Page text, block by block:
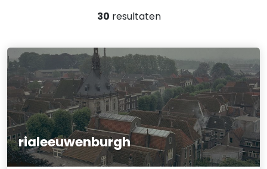
30 resultaten
rialeeuwenburgh